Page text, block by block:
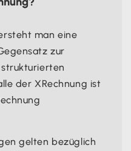
man eine
zur
der XRechnung ist
gelten bezüglich